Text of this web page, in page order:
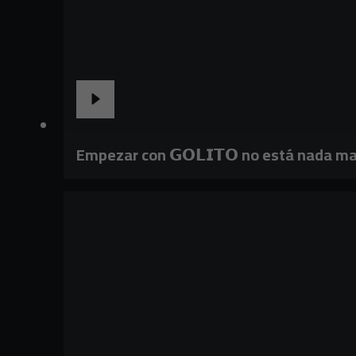
Empezar con 𝗚𝗢𝗟𝗜𝗧𝗢 no está nada